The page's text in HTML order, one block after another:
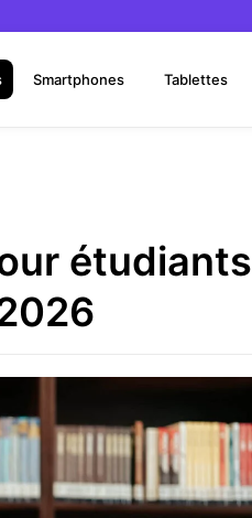
Smartphones Tablettes
étudiants